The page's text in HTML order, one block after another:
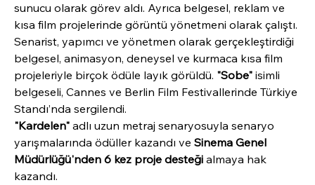
sunucu olarak görev aldı. Ayrıca belgesel, reklam ve
kısa film projelerinde görüntü yönetmeni olarak çalıştı.
Senarist, yapımcı ve yönetmen olarak gerçekleştirdiği
belgesel, animasyon, deneysel ve kurmaca kısa film
projeleriyle birçok ödüle layık görüldü. "Sobe" isimli
belgeseli, Cannes ve Berlin Film Festivallerinde Türkiye
Standı’nda sergilendi.
"Kardelen" adlı uzun metraj senaryosuyla senaryo
yarışmalarında ödüller kazandı ve Sinema Genel
Müdürlüğü'nden 6 kez proje desteği almaya hak
kazandı.